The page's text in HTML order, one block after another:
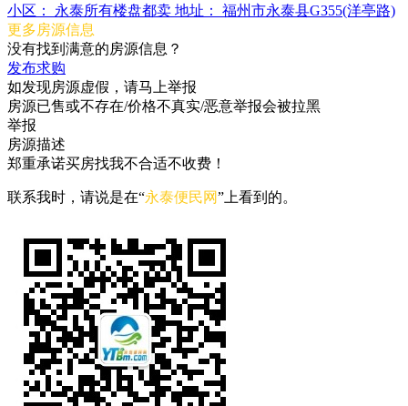
小区：
永泰所有楼盘都卖 地址：
福州市永泰县G355(洋亭路)
更多房源信息
没有找到满意的房源信息？
发布求购
如发现房源虚假，请马上举报
房源已售或不存在/价格不真实/恶意举报会被拉黑
举报
房源描述
郑重承诺买房找我不合适不收费！
联系我时，请说是在“永泰便民网”上看到的。